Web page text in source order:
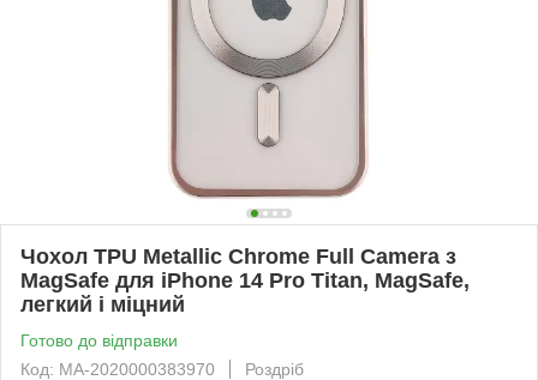
Чохол TPU Metallic Chrome Full Camera з
MagSafe для iPhone 14 Pro Titan, MagSafe,
легкий і міцний
Готово до відправки
Код: MA-2020000383970
Роздріб